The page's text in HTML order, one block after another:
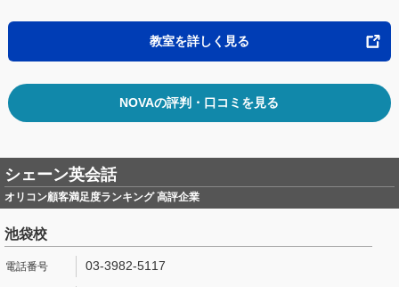
教室を詳しく見る
NOVAの評判・口コミを見る
シェーン英会話
オリコン顧客満足度ランキング 高評企業
池袋校
03-3982-5117